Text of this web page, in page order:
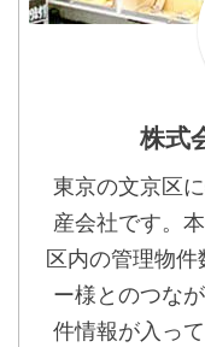
株式
東京の文京区
産会社です。
区内の管理物
ー様とのつな
件情報が入っ